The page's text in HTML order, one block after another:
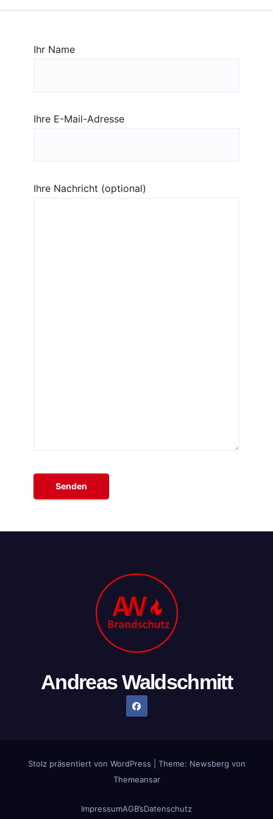
Ihr Name
Ihre E-Mail-Adresse
Ihre Nachricht (optional)
Andreas Waldschmitt
Stolz präsentiert von WordPress Theme: Newsberg von
Themeansar
ImpressumAGB’sDatenschutz